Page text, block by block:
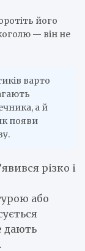
його
— він не
варто
а й
появи
різко і
або
дають